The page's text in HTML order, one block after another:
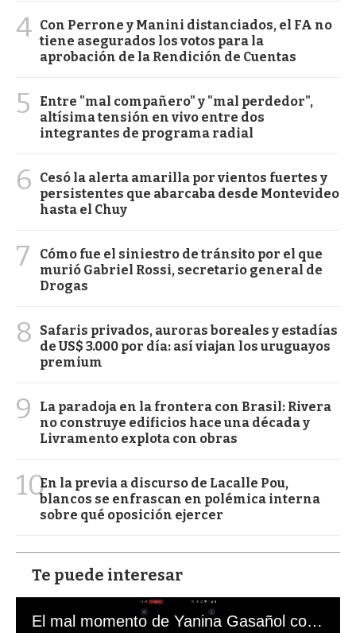
4 Con Perrone y Manini distanciados, el FA no
tiene asegurados los votos para la
aprobación de la Rendición de Cuentas
5
Entre "mal compañero" y "mal perdedor",
altísima tensión en vivo entre dos
integrantes de programa radial
6
Cesó la alerta amarilla por vientos fuertes y
persistentes que abarcaba desde Montevideo
hasta el Chuy
7
Cómo fue el siniestro de tránsito por el que
murió Gabriel Rossi, secretario general de
Drogas
8
Safaris privados, auroras boreales y estadías
de US$ 3.000 por día: así viajan los uruguayos
premium
9
La paradoja en la frontera con Brasil: Rivera
no construye edificios hace una década y
Livramento explota con obras
10En la previa a discurso de Lacalle Pou,
blancos se enfrascan en polémica interna
sobre qué oposición ejercer
Te puede interesar
El mal momento de Yanina Gasañol con un hincha argentino en "Subrayado"